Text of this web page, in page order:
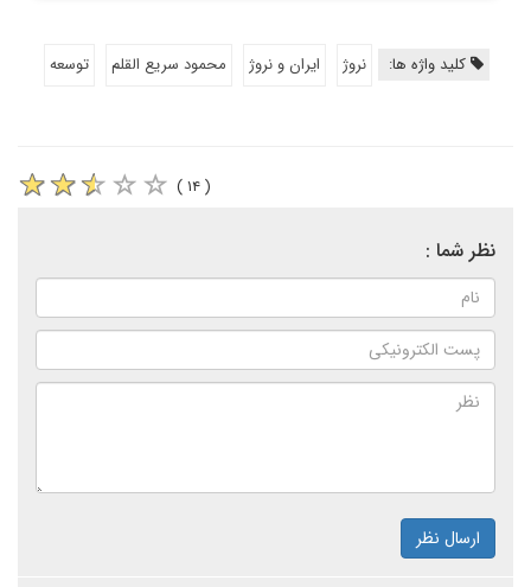
کلید واژه ها: نروژ ایران و نروژ محمود سریع القلم توسعه
( ۱۴ )
نظر شما :
ارسال نظر